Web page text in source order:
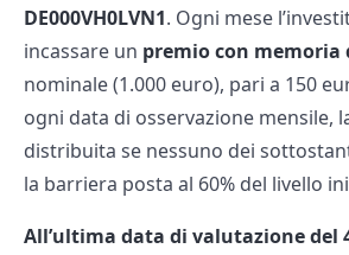
DE000VH0LVN1. Ogni mese
incassare un premio con memoria
nominale (1.000 euro), pari a 150
ogni data di osservazione mensile,
distribuita se nessuno dei
la barriera posta al 60% del livello
All’ultima data di valutazione del